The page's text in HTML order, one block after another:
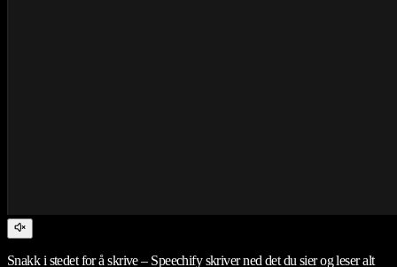
Snakk i stedet for å skrive – Speechify skriver ned det du sier og leser alt